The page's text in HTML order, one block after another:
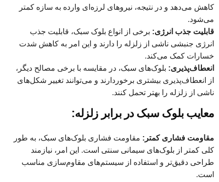
کاهش می‌دهد و در نتیجه، نیروهای لرزه‌ای وارده به سازه کمتر
می‌شود.
قابلیت جذب انرژی: برخی از انواع بلوک سبک، قابلیت جذب
انرژی جنبشی ناشی از زلزله را دارند و این امر به کاهش شدت
خسارات کمک می‌کند.
انعطاف‌پذیری: بلوک‌های سبک، در مقایسه با برخی مصالح دیگر،
از انعطاف‌پذیری بیشتری برخوردارند و می‌توانند تغییر شکل‌های
ناشی از زلزله را بهتر تحمل کنند.
معایب بلوک سبک در برابر زلزله:
مقاومت فشاری کمتر: مقاومت فشاری بلوک‌های سبک، به طور
کلی کمتر از بلوک‌های سیمانی سنتی است. این امر، نیازمند
طراحی دقیق‌تر و استفاده از سیستم‌های مقاوم‌سازی مناسب
است.